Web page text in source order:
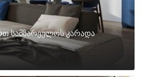
სამზარეულოს კარადა